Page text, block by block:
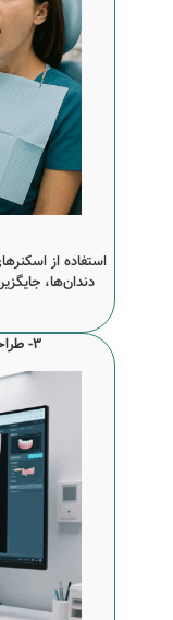
استفاده از
دندان‌ها،
3- طراحی کامپیوتری و سیمولیشن سه‌بعدی